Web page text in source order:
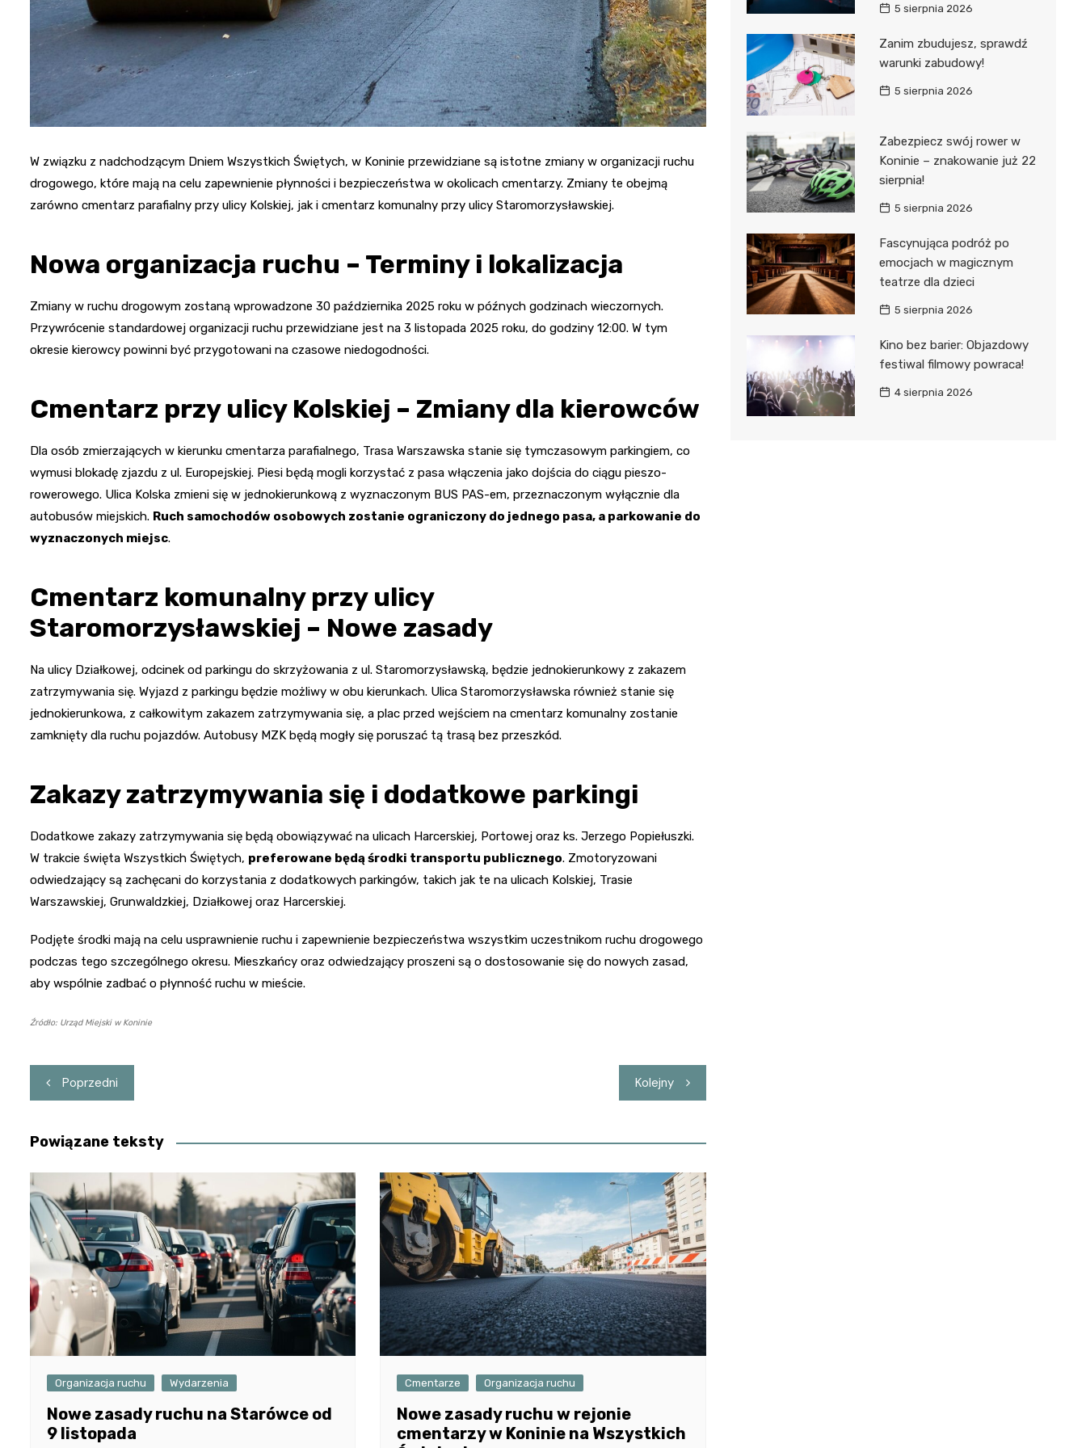
W związku z nadchodzącym Dniem Wszystkich Świętych, w Koninie przewidziane są istotne zmiany w organizacji ruchu
drogowego, które mają na celu zapewnienie płynności i bezpieczeństwa w okolicach cmentarzy. Zmiany te obejmą
zarówno cmentarz parafialny przy ulicy Kolskiej, jak i cmentarz komunalny przy ulicy Staromorzysławskiej.
Nowa organizacja ruchu – Terminy i lokalizacja
Zmiany w ruchu drogowym zostaną wprowadzone 30 października 2025 roku w późnych godzinach wieczornych.
Przywrócenie standardowej organizacji ruchu przewidziane jest na 3 listopada 2025 roku, do godziny 12:00. W tym
okresie kierowcy powinni być przygotowani na czasowe niedogodności.
Cmentarz przy ulicy Kolskiej – Zmiany dla kierowców
Dla osób zmierzających w kierunku cmentarza parafialnego, Trasa Warszawska stanie się tymczasowym parkingiem, co
wymusi blokadę zjazdu z ul. Europejskiej. Piesi będą mogli korzystać z pasa włączenia jako dojścia do ciągu pieszo-
rowerowego. Ulica Kolska zmieni się w jednokierunkową z wyznaczonym BUS PAS-em, przeznaczonym wyłącznie dla
autobusów miejskich. Ruch samochodów osobowych zostanie ograniczony do jednego pasa, a parkowanie do
wyznaczonych miejsc.
Cmentarz komunalny przy ulicy
Staromorzysławskiej – Nowe zasady
Na ulicy Działkowej, odcinek od parkingu do skrzyżowania z ul. Staromorzysławską, będzie jednokierunkowy z zakazem
zatrzymywania się. Wyjazd z parkingu będzie możliwy w obu kierunkach. Ulica Staromorzysławska również stanie się
jednokierunkowa, z całkowitym zakazem zatrzymywania się, a plac przed wejściem na cmentarz komunalny zostanie
zamknięty dla ruchu pojazdów. Autobusy MZK będą mogły się poruszać tą trasą bez przeszkód.
Zakazy zatrzymywania się i dodatkowe parkingi
Dodatkowe zakazy zatrzymywania się będą obowiązywać na ulicach Harcerskiej, Portowej oraz ks. Jerzego Popiełuszki.
W trakcie święta Wszystkich Świętych, preferowane będą środki transportu publicznego. Zmotoryzowani
odwiedzający są zachęcani do korzystania z dodatkowych parkingów, takich jak te na ulicach Kolskiej, Trasie
Warszawskiej, Grunwaldzkiej, Działkowej oraz Harcerskiej.
Podjęte środki mają na celu usprawnienie ruchu i zapewnienie bezpieczeństwa wszystkim uczestnikom ruchu drogowego
podczas tego szczególnego okresu. Mieszkańcy oraz odwiedzający proszeni są o dostosowanie się do nowych zasad,
aby wspólnie zadbać o płynność ruchu w mieście.
Źródło: Urząd Miejski w Koninie
Nawigacja
wpisu
Poprzedni Kolejny
Powiązane teksty
Organizacja ruchu Wydarzenia
Nowe zasady ruchu na Starówce od
9 listopada
Cmentarze Organizacja ruchu
Nowe zasady ruchu w rejonie
cmentarzy w Koninie na Wszystkich
5 sierpnia 2026
Zanim zbudujesz, sprawdź
warunki zabudowy!
5 sierpnia 2026
Zabezpiecz swój rower w
Koninie – znakowanie już 22
sierpnia!
5 sierpnia 2026
Fascynująca podróż po
emocjach w magicznym
teatrze dla dzieci
5 sierpnia 2026
Kino bez barier: Objazdowy
festiwal filmowy powraca!
4 sierpnia 2026